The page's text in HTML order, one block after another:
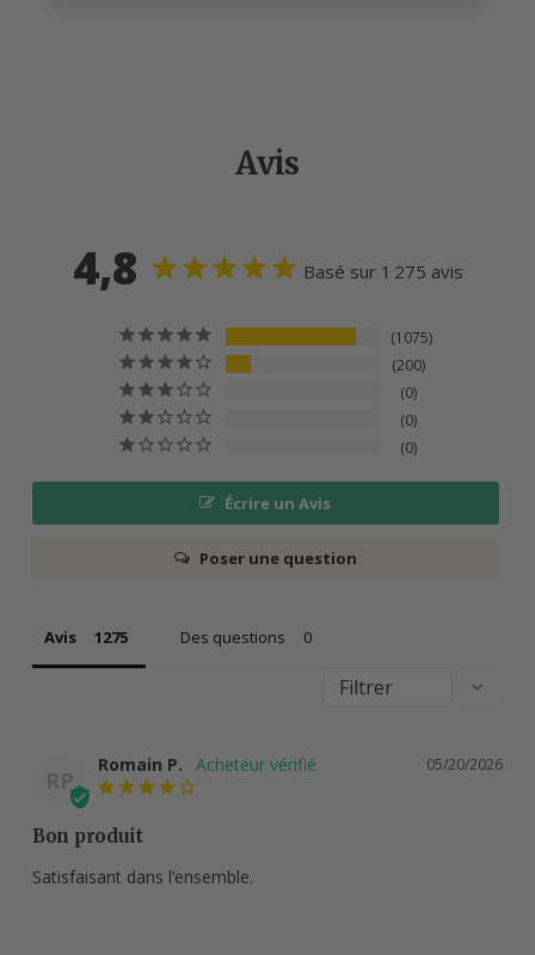
Avis
4,8 Basé sur 1 275 avis
1075
200
0
0
0
Écrire un Avis
Poser une question
Avis Des questions
RP
05/20/2026
Romain P.
Bon produit
Satisfaisant dans l’ensemble.